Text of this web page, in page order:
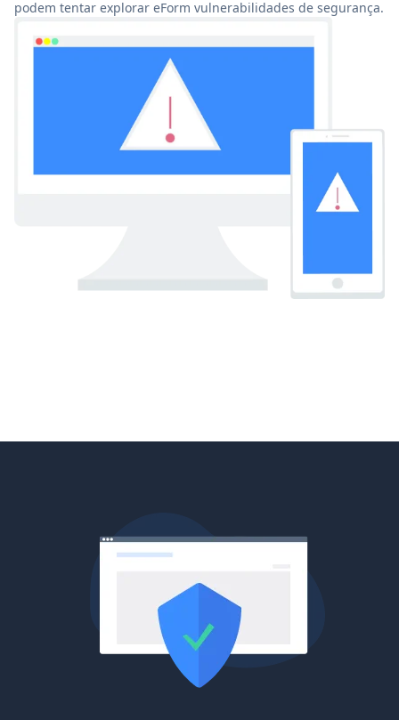
podem tentar explorar eForm vulnerabilidades de segurança.